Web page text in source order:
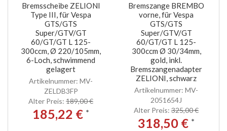
Bremsscheibe ZELIONI
Type III, für Vespa
GTS/GTS
Super/GTV/GT
60/GT/GT L 125-
300ccm, Ø 220/105mm,
6-Loch, schwimmend
gelagert
Artikelnummer: MV-
ZELDB3FP
Alter Preis: 189,00 €
185,22 € *
Bremszange BREMBO
vorne, für Vespa
GTS/GTS
Super/GTV/GT
60/GT/GT L 125-
300ccm Ø 30/34mm,
gold, inkl.
Bremszangenadapter
ZELIONI, schwarz
Artikelnummer: MV-
2051654J
Alter Preis: 325,00 €
318,50 € *